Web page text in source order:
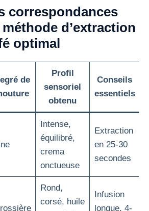
correspondances
d’extraction
optimal
de
Profil
sensoriel
obtenu
Conseils
essentiels
Intense,
équilibré,
crema
onctueuse
Extraction
en 25-30
secondes
Rond,
corsé, huile
Infusion
longue, 4-